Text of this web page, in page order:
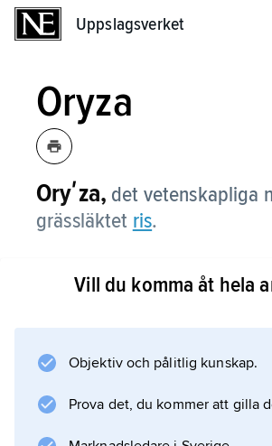
Uppslagsverket
Oryza
Oryʹza, det vetenskapliga
grässläktet ris.
Vill du komma åt hela
Objektiv och pålitlig kunskap.
Prova det, du kommer att gilla